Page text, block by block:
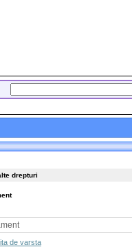
drepturi
de varsta